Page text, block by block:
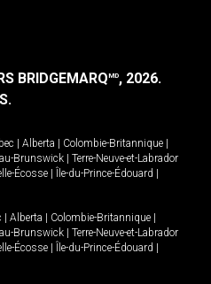
BRIDGEMARQMD, 2026.
Alberta Colombie-Britannique
Brunswick
Terre-Neuve-et-Labrador
Écosse Île-du-Prince-Édouard
Alberta Colombie-Britannique
Brunswick
Terre-Neuve-et-Labrador
Écosse Île-du-Prince-Édouard